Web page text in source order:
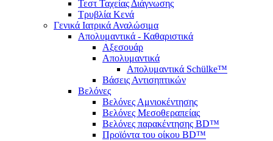
Τεστ Ταχείας Διάγνωσης
Τρυβλία Κενά
Γενικά Ιατρικά Αναλώσιμα
Απολυμαντικά - Καθαριστικά
Αξεσουάρ
Απολυμαντικά
Απολυμαντικά Schülke™
Βάσεις Αντισηπτικών
Βελόνες
Βελόνες Αμνιοκέντησης
Βελόνες Μεσοθεραπείας
Βελόνες παρακέντησης BD™
Προϊόντα του οίκου BD™